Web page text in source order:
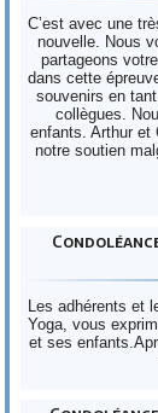
C’est avec une
nouvelle. Nous
partageons
dans cette
souvenirs en
collègues.
enfants. Arthur et
notre soutien
Condoléance
Les adhérents et
Yoga, vous
et ses